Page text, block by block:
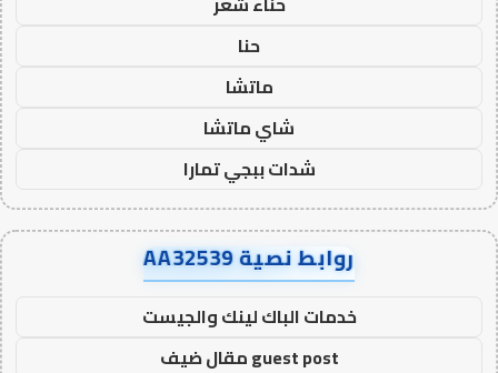
حنا
ماتشا
شاي ماتشا
شدات ببجي تمارا
روابط نصية AA32539
خدمات الباك لينك والجيست
guest post مقال ضيف